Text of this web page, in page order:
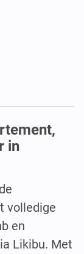
in
volledige
en
Likibu. Met